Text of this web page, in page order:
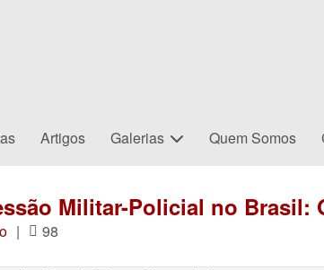
Artigos Galerias Quem Somos
Militar-Policial no Brasil:
| 98